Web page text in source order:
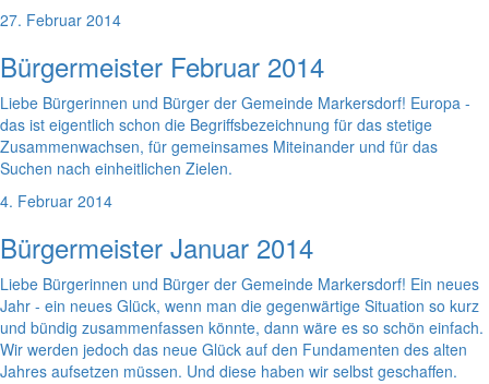
27. Februar 2014
Bürgermeister Februar 2014
Liebe Bürgerinnen und Bürger der Gemeinde Markersdorf! Europa -
das ist eigentlich schon die Begriffsbezeichnung für das stetige
Zusammenwachsen, für gemeinsames Miteinander und für das
Suchen nach einheitlichen Zielen.
4. Februar 2014
Bürgermeister Januar 2014
Liebe Bürgerinnen und Bürger der Gemeinde Markersdorf! Ein neues
Jahr - ein neues Glück, wenn man die gegenwärtige Situation so kurz
und bündig zusammenfassen könnte, dann wäre es so schön einfach.
Wir werden jedoch das neue Glück auf den Fundamenten des alten
Jahres aufsetzen müssen. Und diese haben wir selbst geschaffen.